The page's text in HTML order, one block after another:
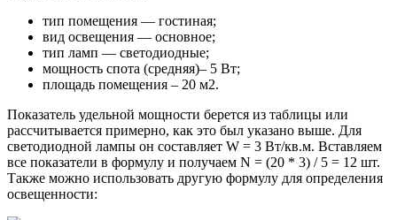
тип помещения — гостиная;
вид освещения — основное;
тип ламп — светодиодные;
мощность спота (средняя)– 5 Вт;
площадь помещения – 20 м2.
Показатель удельной мощности берется из таблицы или
рассчитывается примерно, как это был указано выше. Для
светодиодной лампы он составляет W = 3 Вт/кв.м. Вставляем
все показатели в формулу и получаем N = (20 * 3) / 5 = 12 шт.
Также можно использовать другую формулу для определения
освещенности: